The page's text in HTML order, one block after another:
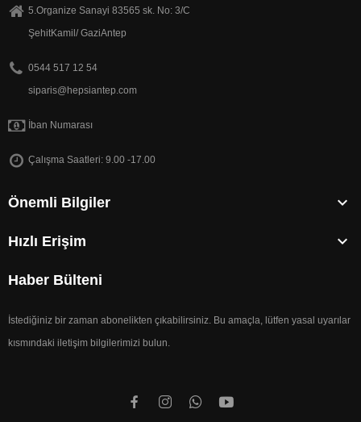
5.Organize Sanayi 83565 sk. No: 3/C
ŞehitKamil/ GaziAntep
0544 517 12 54
siparis@hepsiantep.com
İban Numarası
Çalışma Saatleri: 9.00 -17.00
Önemli Bilgiler 
Hızlı Erişim 
Haber Bülteni
İstediğiniz bir zaman abonelikten çıkabilirsiniz. Bu amaçla, lütfen yasal uyarılar
kısmındaki iletişim bilgilerimizi bulun.